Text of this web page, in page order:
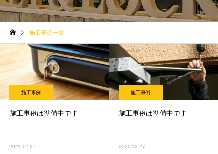
施工事例一覧
施工事例
施工事例は準備中です
2021.12.27
施工事例
施工事例は準備中です
2021.12.27